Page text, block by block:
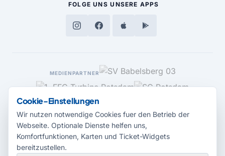
FOLGE UNS UNSERE APPS
MEDIENPARTNER
Cookie-Einstellungen
Wir nutzen notwendige Cookies fuer den Betrieb der
Webseite. Optionale Dienste helfen uns,
Komfortfunktionen, Karten und Ticket-Widgets
bereitzustellen.